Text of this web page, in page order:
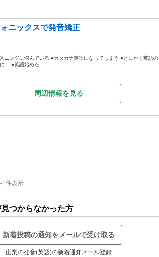
ニックスで発音矯正
ニングに悩んでいる ●カタカナ英語になってしまう ●とにかく英語の
… ●英語始めた...
周辺情報を見る
1件表示
つからなかった方
新着投稿の通知をメールで受け取る
山梨の発音(英語)の新着通知メール登録